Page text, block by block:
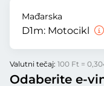
Mađarska
D1m: Motocikl
Valutni tečaj: 100 Ft =
Odaberite e-